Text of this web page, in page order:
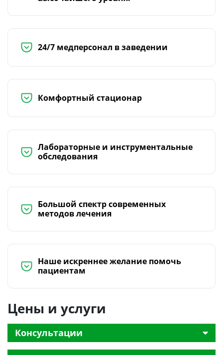
24/7 медперсонал в заведении
Комфортный стационар
Лабораторные и инструментальные
обследования
Большой спектр современных
методов лечения
Наше искреннее желание помочь
пациентам
Цены и услуги
Консультации